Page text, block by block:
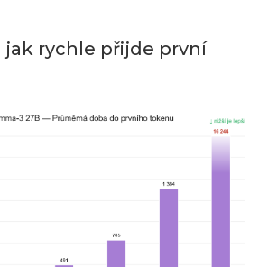
jak rychle přijde první